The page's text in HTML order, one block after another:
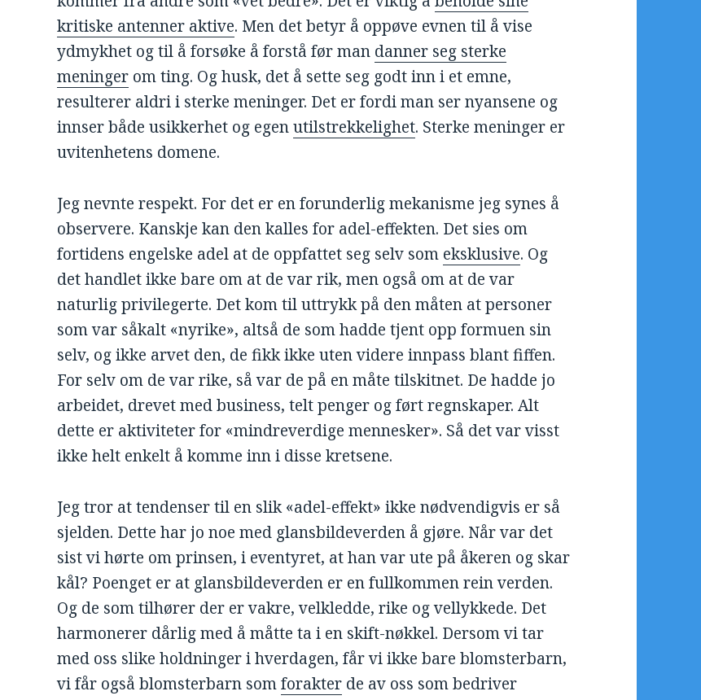
kritiske antenner aktive. Men det betyr å oppøve evnen til å vise
ydmykhet og til å forsøke å forstå før man danner seg sterke
meninger om ting. Og husk, det å sette seg godt inn i et emne,
resulterer aldri i sterke meninger. Det er fordi man ser nyansene og
innser både usikkerhet og egenutilstrekkelighet. Sterke meninger er
uvitenhetens domene.
Jeg nevnte respekt. For det er en forunderlig mekanisme jeg synes å
observere. Kanskje kan den kalles for adel-effekten. Det sies om
fortidens engelske adel at de oppfattet seg selv som eksklusive. Og
det handlet ikke bare om at de var rik, men også om at de var
naturlig privilegerte. Det kom til uttrykk på den måten at personer
som var såkalt «nyrike», altså de som hadde tjent opp formuen sin
selv, og ikke arvet den, de fikk ikke uten videre innpass blant fiffen.
For selv om de var rike, så var de på en måte tilskitnet. De hadde jo
arbeidet, drevet med business, telt penger og ført regnskaper. Alt
dette er aktiviteter for «mindreverdige mennesker». Så det var visst
ikke helt enkelt å komme inn i disse kretsene.
Jeg tror at tendenser til en slik «adel-effekt» ikke nødvendigvis er så
sjelden. Dette har jo noe med glansbildeverden å gjøre. Når var det
sist vi hørte om prinsen, i eventyret, at han var ute på åkeren og skar
kål? Poenget er at glansbildeverden er en fullkommen rein verden.
Og de som tilhører der er vakre, velkledde, rike og vellykkede. Det
harmonerer dårlig med å måtte ta i en skift-nøkkel. Dersom vi tar
med oss slike holdninger i hverdagen, får vi ikke bare blomsterbarn,
vi får også blomsterbarn somforakter de av oss som bedriver